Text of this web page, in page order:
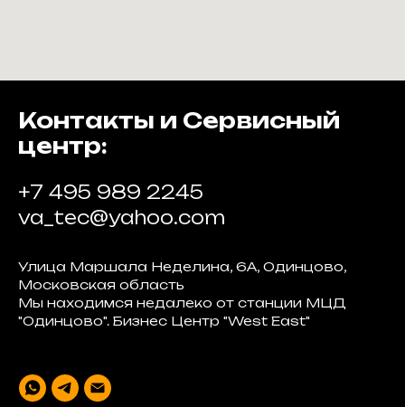
Контакты и Сервисный
центр:
+7 495 989 2245
va_tec@yahoo.com
Улица Маршала Неделина, 6А, Одинцово,
Московская область
Мы находимся недалеко от станции МЦД
"Одинцово". Бизнес Центр "West East"